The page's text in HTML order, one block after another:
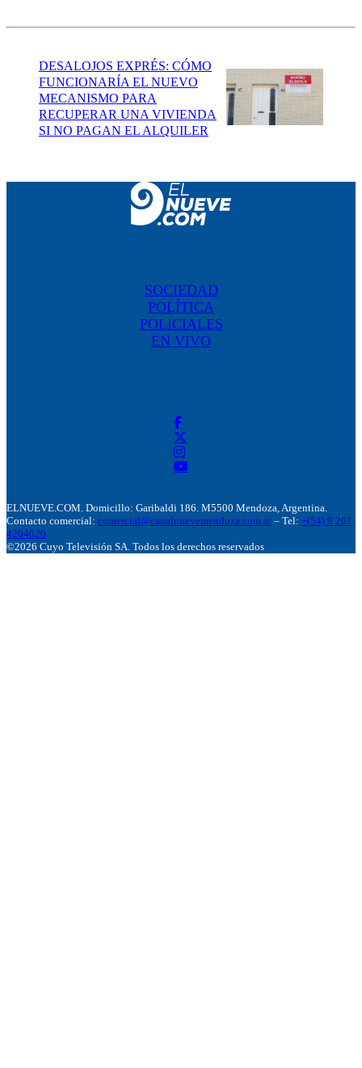
DESALOJOS EXPRÉS: CÓMO
FUNCIONARÍA EL NUEVO
MECANISMO PARA
RECUPERAR UNA VIVIENDA
SI NO PAGAN EL ALQUILER
SOCIEDAD
POLÍTICA
POLICIALES
EN VIVO
ELNUEVE.COM. Domicillo: Garibaldi 186. M5500 Mendoza, Argentina.
Contacto comercial: comercial@canalnuevemendoza.com.ar – Tel: +(54) 9 261
4204020
©2026 Cuyo Televisión SA. Todos los derechos reservados